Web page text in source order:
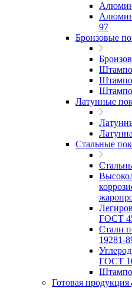
97
Бронзовые
Латунные
Стальные
ГОСТ
Стали
19281-
ГОСТ
Готовая продукция